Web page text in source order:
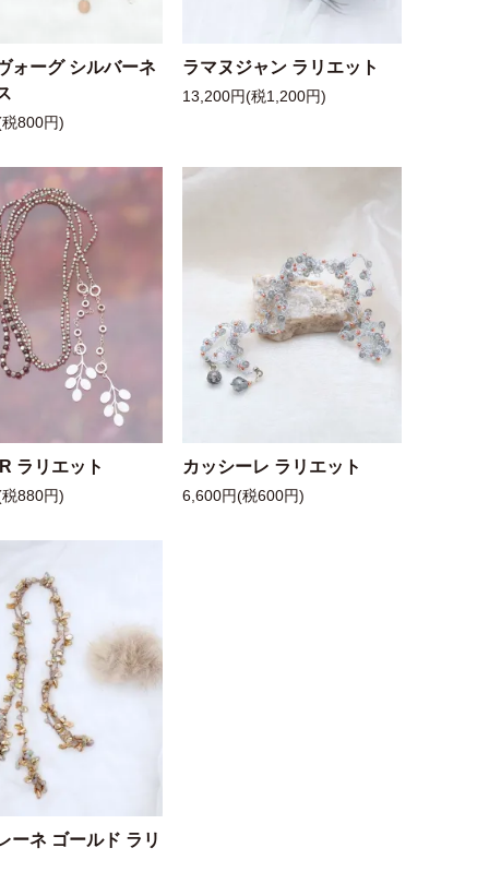
ォーグ シルバーネ
800円)
ラマヌジャン ラリエット
13,200円(税1,200円)
ラリエット
880円)
カッシーレ ラリエット
6,600円(税600円)
ーネ ゴールド ラリ